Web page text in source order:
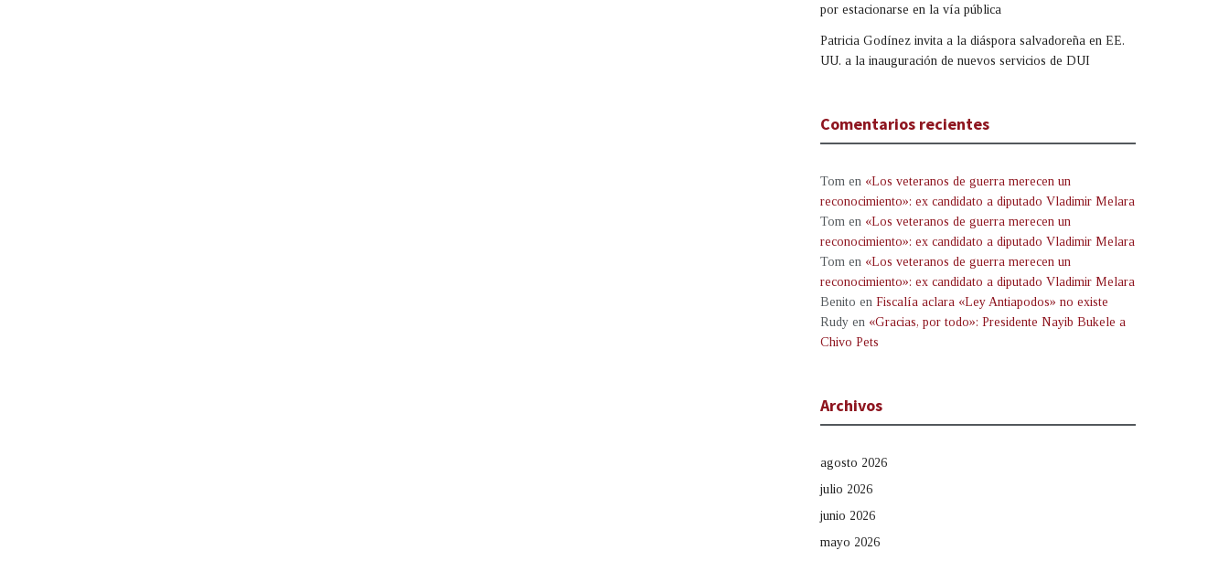
por estacionarse en la vía pública
Patricia Godínez invita a la diáspora salvadoreña en EE.
UU. a la inauguración de nuevos servicios de DUI
Comentarios recientes
Tom en «Los veteranos de guerra merecen un
reconocimiento»: ex candidato a diputado Vladimir Melara
Tom en «Los veteranos de guerra merecen un
reconocimiento»: ex candidato a diputado Vladimir Melara
Tom en «Los veteranos de guerra merecen un
reconocimiento»: ex candidato a diputado Vladimir Melara
Benito en Fiscalía aclara «Ley Antiapodos» no existe
Rudy en «Gracias, por todo»: Presidente Nayib Bukele a
Chivo Pets
Archivos
agosto 2026
julio 2026
junio 2026
mayo 2026